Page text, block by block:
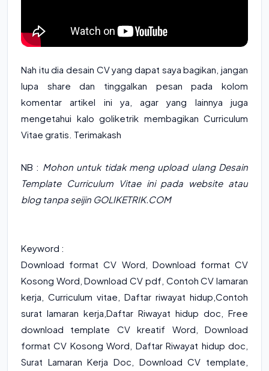
Nah itu dia desain CV yang dapat saya bagikan, jangan
lupa share dan tinggalkan pesan pada kolom
komentar artikel ini ya, agar yang lainnya juga
mengetahui kalo goliketrik membagikan Curriculum
Vitae gratis. Terimakash
NB : Mohon untuk tidak meng upload ulang Desain
Template Curriculum Vitae ini pada website atau
blog tanpa seijin GOLIKETRIK.COM
Keyword :
Download format CV Word
Download format CV
Kosong Word ,Download CV pdf Contoh CV lamaran
kerja
Curriculum vitae Daftar riwayat hidup Contoh
surat lamaran kerja Daftar Riwayat hidup doc , Free
download template CV kreatif Word, Download
format CV Kosong Word, Daftar Riwayat hidup doc,
Surat Lamaran Kerja Doc, Download CV template,